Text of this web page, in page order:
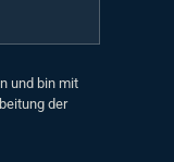
und bin mit
der